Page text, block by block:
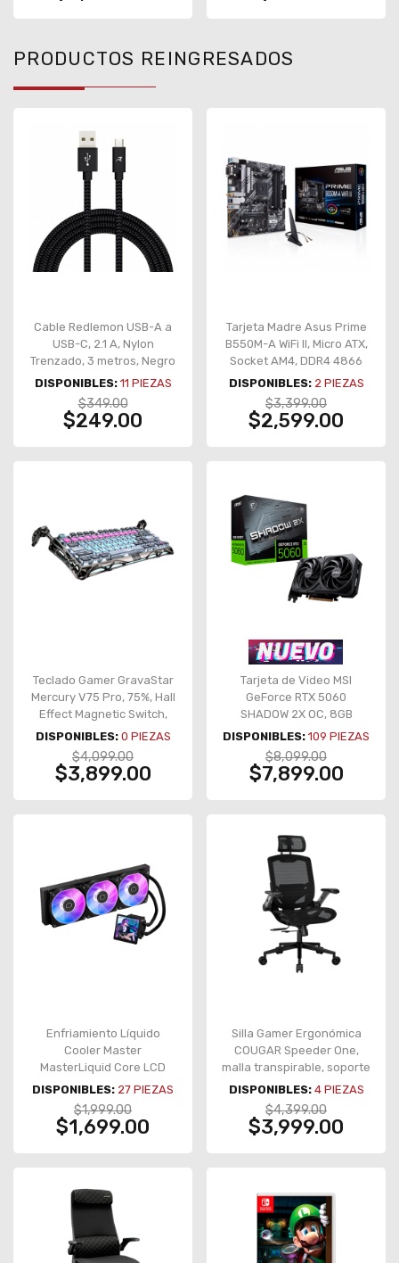
PRODUCTOS REINGRESADOS
Cable Redlemon USB-A a
USB-C, 2.1 A, Nylon
Trenzado, 3 metros, Negro
– 78573
DISPONIBLES: 11 PIEZAS
$349.00
$249.00
Tarjeta Madre Asus Prime
B550M-A WiFi II, Micro ATX,
Socket AM4, DDR4 4866
MHz OC, x2 M.2, Wi-Fi 6,
Bluetooth 5.1, Aura Sync
DISPONIBLES: 2 PIEZAS
$3,399.00
$2,599.00
Teclado Gamer GravaStar
Mercury V75 Pro, 75%, Hall
Effect Magnetic Switch,
Cyberpunk – GS V75
PRO_U_RM_EGRY
DISPONIBLES: 0 PIEZAS
$4,099.00
$3,899.00
Tarjeta de Video MSI
GeForce RTX 5060
SHADOW 2X OC, 8GB
GDDR7, PCI Express 5.0 –
RTX 5060 SHADOW 2X OC
DISPONIBLES: 109 PIEZAS
$8,099.00
$7,899.00
Enfriamiento Líquido
Cooler Master
MasterLiquid Core LCD
360, AIO 360 mm, pantalla
LCD 4", ARGB, negro – MLX-
D36M-A18PA-RL
DISPONIBLES: 27 PIEZAS
$1,999.00
$1,699.00
Silla Gamer Ergonómica
COUGAR Speeder One,
malla transpirable, soporte
lumbar, reposabrazos 2D,
negro – CGR-SPO-BLB
DISPONIBLES: 4PIEZAS
$4,399.00
$3,999.00